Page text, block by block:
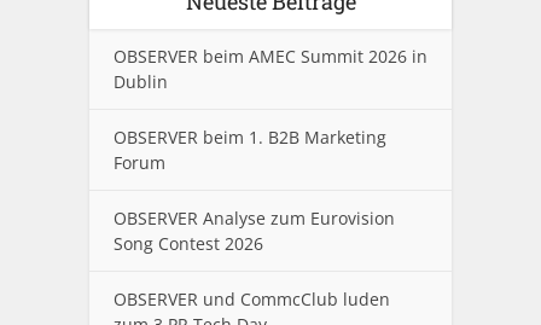
OBSERVER beim AMEC Summit 2026 in
Dublin
OBSERVER beim 1. B2B Marketing
Forum
OBSERVER Analyse zum Eurovision
Song Contest 2026
OBSERVER und CommcClub luden